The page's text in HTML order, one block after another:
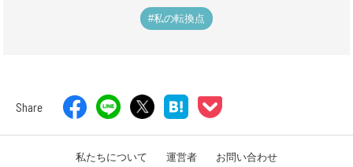
#私の転換点
Share
私たちについて 運営者
お問い合わせ